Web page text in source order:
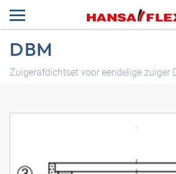
DBM
Zuigerafdichtset voor eendelige zuiger